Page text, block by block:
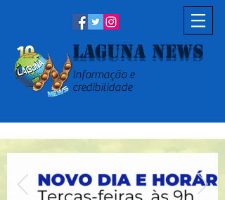
Laguna News
Informação e
credibilidade